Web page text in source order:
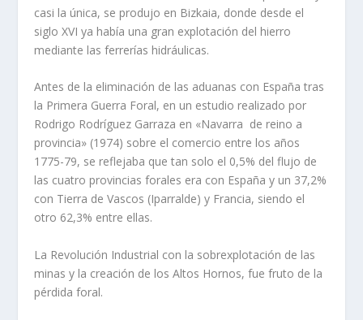
casi la única, se produjo en Bizkaia, donde desde el
siglo XVI ya había una gran explotación del hierro
mediante las ferrerías hidráulicas.
Antes de la eliminación de las aduanas con España tras
la Primera Guerra Foral, en un estudio realizado por
Rodrigo Rodríguez Garraza en «Navarra de reino a
provincia» (1974) sobre el comercio entre los años
1775-79, se reflejaba que tan solo el 0,5% del flujo de
las cuatro provincias forales era con España y un 37,2%
con Tierra de Vascos (Iparralde) y Francia, siendo el
otro 62,3% entre ellas.
La Revolución Industrial con la sobrexplotación de las
minas y la creación de los Altos Hornos, fue fruto de la
pérdida foral.